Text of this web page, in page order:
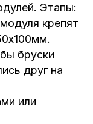
Этапы:
крепят
бруски
друг на
или